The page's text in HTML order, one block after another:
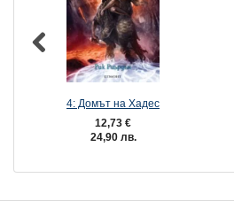
4: Домът на Хадес
12,73 €
24,90 лв.